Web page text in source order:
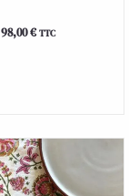
98,00€ TTC